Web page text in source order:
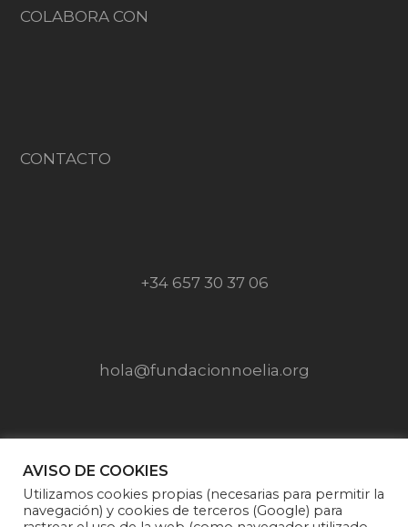
COLABORA CON
CONTACTO
+34 657 30 37 06
hola@fundacionnoelia.org
AVISO DE COOKIES
Utilizamos cookies propias (necesarias para permitir la
navegación) y cookies de terceros (Google) para